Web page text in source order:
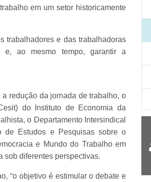
em um setor historicamente
trabalhadores e das trabalhadoras
ao mesmo tempo, garantir a
redução da jornada de trabalho, o
do Instituto de Economia da
o Departamento Intersindical
de Estudos e Pesquisas sobre o
e Mundo do Trabalho em
sob diferentes perspectivas.
“o objetivo é estimular o debate e